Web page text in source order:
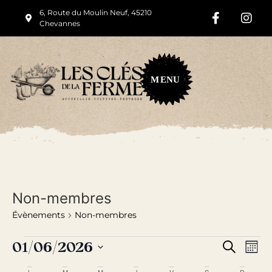
6, Route du Moulin Neuf, 45210
Chevannes
MENU
Non-membres
Évènements Non-membres
Recherche
Mois
01/06/2026